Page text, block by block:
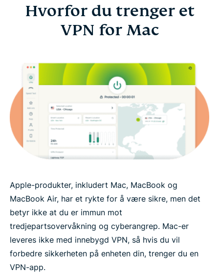
Hvorfor du trenger et
VPN for Mac
Apple-produkter, inkludert Mac, MacBook og
MacBook Air, har et rykte for å være sikre, men det
betyr ikke at du er immun mot
tredjepartsovervåkning og cyberangrep. Mac-er
leveres ikke med innebygd VPN, så hvis du vil
forbedre sikkerheten på enheten din, trenger du en
VPN-app.